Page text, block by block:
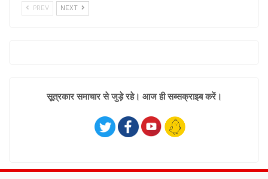
PREV NEXT
सूत्रकार समाचार से जुड़े रहे। आज ही सब्सक्राइब करें।